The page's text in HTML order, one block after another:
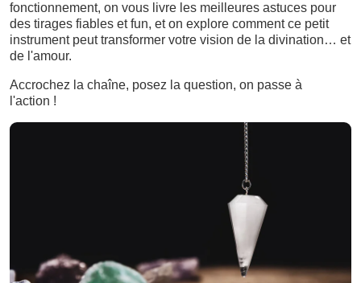
fonctionnement, on vous livre les meilleures astuces pour
des tirages fiables et fun, et on explore comment ce petit
instrument peut transformer votre vision de la divination… et
de l'amour.
Accrochez la chaîne, posez la question, on passe à
l'action !